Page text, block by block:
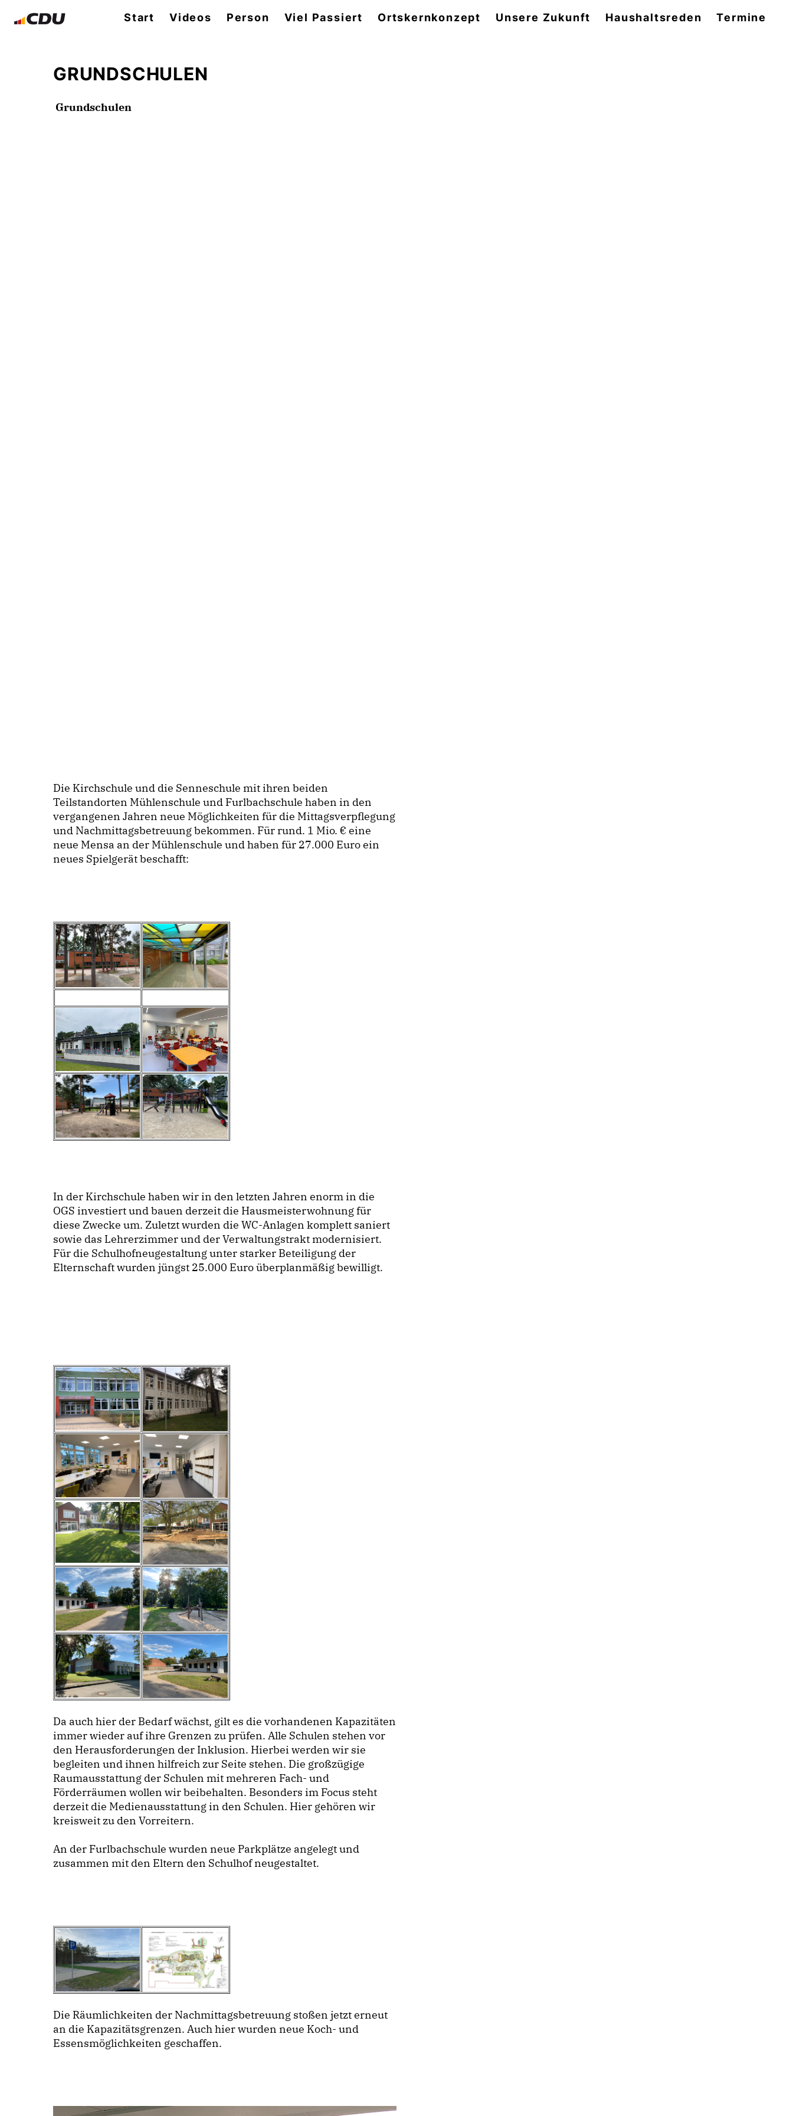
Start Videos Person Viel Passiert Ortskernkonzept Unsere Zukunft Haushaltsreden Termine
GRUNDSCHULEN
Grundschulen
Die Kirchschule und die Senneschule mit ihren beiden
Teilstandorten Mühlenschule und Furlbachschule haben in den
vergangenen Jahren neue Möglichkeiten für die Mittagsverpflegung
und Nachmittagsbetreuung bekommen. Für rund. 1 Mio. € eine
neue Mensa an der Mühlenschule und haben für 27.000 Euro ein
neues Spielgerät beschafft:
In der Kirchschule haben wir in den letzten Jahren enorm in die
OGS investiert und bauen derzeit die Hausmeisterwohnung für
diese Zwecke um. Zuletzt wurden die WC-Anlagen komplett saniert
sowie das Lehrerzimmer und der Verwaltungstrakt modernisiert.
Für die Schulhofneugestaltung unter starker Beteiligung der
Elternschaft wurden jüngst 25.000 Euro überplanmäßig bewilligt.
Da auch hier der Bedarf wächst, gilt es die vorhandenen Kapazitäten
immer wieder auf ihre Grenzen zu prüfen. Alle Schulen stehen vor
den Herausforderungen der Inklusion. Hierbei werden wir sie
begleiten und ihnen hilfreich zur Seite stehen. Die großzügige
Raumausstattung der Schulen mit mehreren Fach- und
Förderräumen wollen wir beibehalten. Besonders im Focus steht
derzeit die Medienausstattung in den Schulen. Hier gehören wir
kreisweit zu den Vorreitern.
An der Furlbachschule wurden neue Parkplätze angelegt und
zusammen mit den Eltern den Schulhof neugestaltet.
Die Räumlichkeiten der Nachmittagsbetreuung stoßen jetzt erneut
an die Kapazitätsgrenzen. Auch hier wurden neue Koch- und
Essensmöglichkeiten geschaffen.